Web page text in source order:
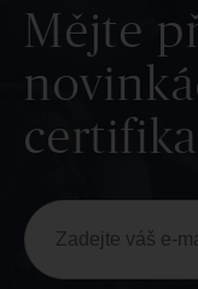
Mějte